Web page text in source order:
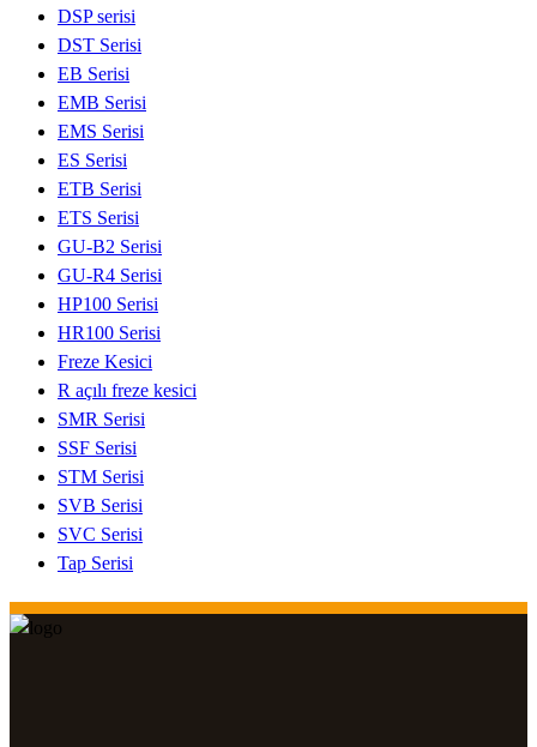
DSP serisi
DST Serisi
EB Serisi
EMB Serisi
EMS Serisi
ES Serisi
ETB Serisi
ETS Serisi
GU-B2 Serisi
GU-R4 Serisi
HP100 Serisi
HR100 Serisi
Freze Kesici
R açılı freze kesici
SMR Serisi
SSF Serisi
STM Serisi
SVB Serisi
SVC Serisi
Tap Serisi